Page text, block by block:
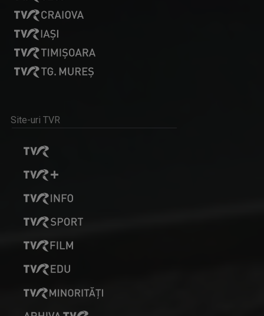
MIC DEJUN CU UN CAMPION
În fiecare sâmbătă dimineaţa, la ora 10.00, la ...
De peste zece ani, „Cap compas” este o ...
Cristina Soare e jurnalista care ne aduce nu ...
LIANA STANCIU
S-a născut în București pe 24 iulie 1971, iar ...
Site-uri TVR